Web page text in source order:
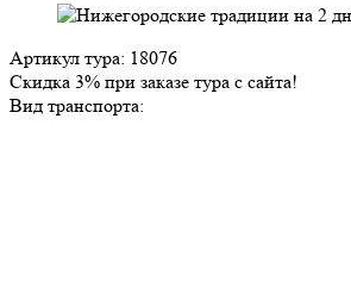
Артикул тура: 18076
Скидка 3% при заказе тура с сайта!
Вид транспорта: